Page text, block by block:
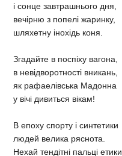
і сонце завтрашнього дня,
вечірню з попелі жаринку,
шляхетну інохідь коня.
Згадайте в поспіху вагона,
в невідворотності вникань,
як рафаелівська Мадонна
у вічі дивиться вікам!
В епоху спорту і синтетики
людей велика ряснота.
Нехай тендітні пальці етики